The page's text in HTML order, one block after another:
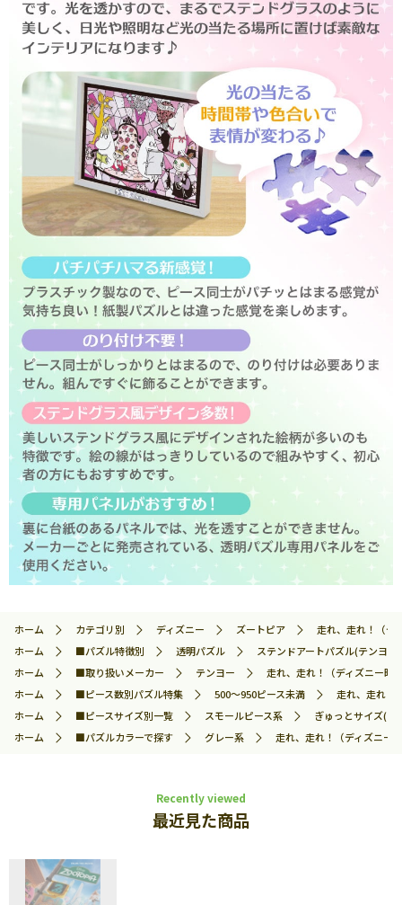
ホーム カテゴリ別 ディズニー ズートピア
走れ、走れ！（
ホーム
■パズル特徴別 透明パズル
ステンドアートパズル(テンヨー)
ホーム
■取り扱いメーカー テンヨー
走れ、走れ！（ディズニー
ホーム
■ピース数別パズル特集 500～950ピース未満
走れ、走れ
ホーム
■ピースサイズ別一覧 スモールピース系
ぎゅっとサイズ(テ
ホーム
■パズルカラーで探す グレー系 走れ、走れ！（ディズニ
Recently viewed
最近見た商品